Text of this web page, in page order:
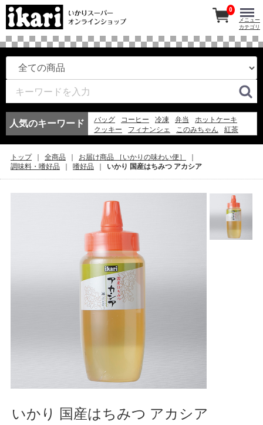
人気のキーワード バッグ コーヒー 冷凍 弁当
ホットケーキ
クッキー
フィナンシェ このみちゃん
紅茶
スープ
米
0
メニュー
カテゴリ
トップ 全商品
お届け商品 ［いかりの味わい便］
調味料・嗜好品
嗜好品 いかり 国産はちみつ アカシア
いかり 国産はちみつ アカシア